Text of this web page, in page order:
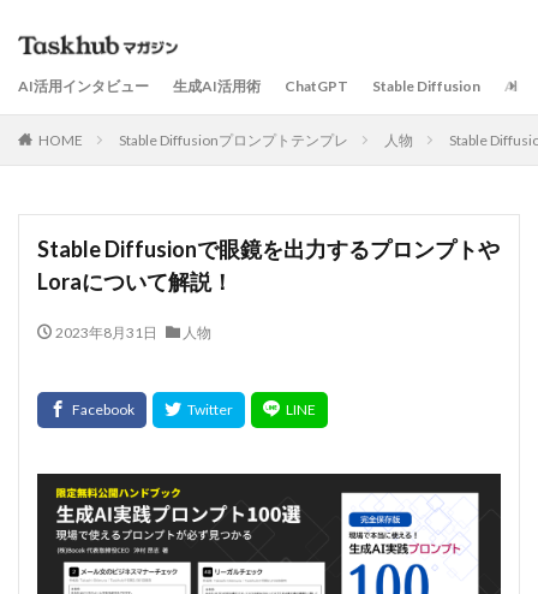
AI活用インタビュー 生成AI活用術 ChatGPT Stable Diffusion AIサ
HOME Stable Diffusionプロンプトテンプレ 人物 Stable
Stable Diffusionで眼鏡を出力するプロンプトや
Loraについて解説！
2023年8月31日 人物